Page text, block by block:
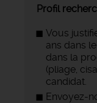
Profil
Vous
ans dans
dans la
(pliage,
candidat.
Envoyez-